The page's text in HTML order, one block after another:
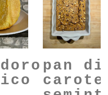
pan di